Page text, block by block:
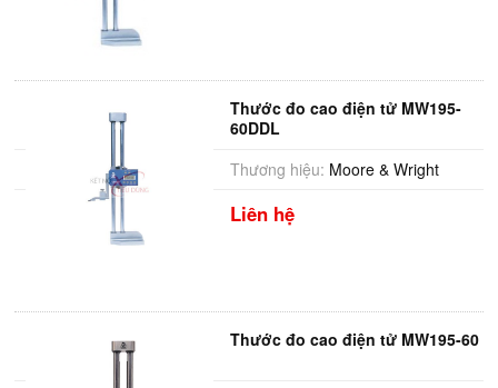
Thước đo cao điện tử MW195-
60DDL
Thương hiệu: Moore & Wright
Liên hệ
Thước đo cao điện tử MW195-60